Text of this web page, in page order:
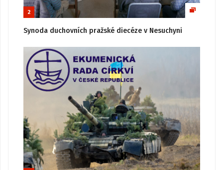
2
Synoda duchovních pražské diecéze v Nesuchyni